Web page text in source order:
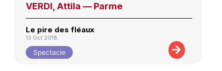
VERDI, Attila — Parme
Le pire des fléaux
13 Oct 2018
Spectacle